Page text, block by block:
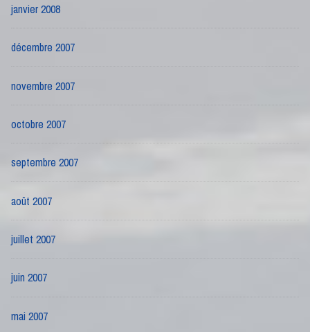
janvier 2008
décembre 2007
novembre 2007
octobre 2007
septembre 2007
août 2007
juillet 2007
juin 2007
mai 2007